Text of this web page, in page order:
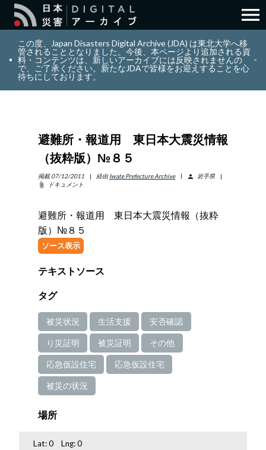
search 検索
layers コレクション
info_outline リソース
アバウト
ENGLISH 日本語
menu
この度、Japan Disasters Digital Archive (JDA) は東北大学へ移
管されることとなりました。今後、本ページより追加される資
料・コンテンツは、新しいアーカイブには反映されませんの
で、ご了承ください。新たなJDAで皆様をお迎えすることを心
待ちにしております。
避難所・報道用 東日本大震災情報
（抜粋版）№８５
掲載 07/12/2011 経由 Iwate Prefecture Archive person
岩手県
attach_file
ドキュメント
避難所・報道用 東日本大震災情報（抜粋
版）№８５
ソース表示
テキストソース
タグ
被災状況 生活支援 安否確認
り災証明 被災証明 その他
応急仮設住宅 応急仮設住宅
被災の状況
場所
Lat:0 Lng:0